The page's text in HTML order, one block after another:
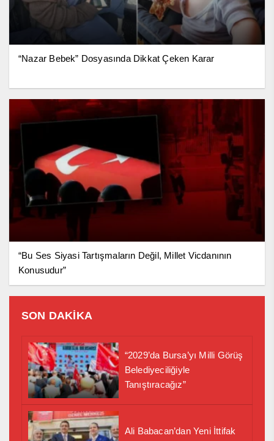
“Nazar Bebek” Dosyasında Dikkat Çeken Karar
“Bu Ses Siyasi Tartışmaların Değil, Millet Vicdanının
Konusudur”
SON DAKİKA
“2029’da Bursa’yı Milli Görüş
Belediyeciliğiyle
Tanıştıracağız”
Ali Babacan’dan Yeni İttifak